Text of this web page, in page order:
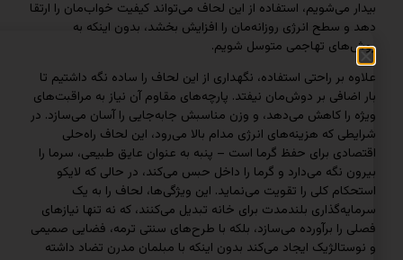
استفاده از این لحاف می‌تواند کیفیت خواب‌مان را ارتقا
انرژی روزانه‌مان را افزایش بخشد، بدون اینکه به
تهاجمی متوسل شویم.
راحتی استفاده، نگهداری از این لحاف را ساده نگه داشتیم تا
بر دوش‌مان نیفتد. پارچه‌های مقاوم آن نیاز به مراقبت‌های
کاهش می‌دهد، و وزن مناسبش جابه‌جایی را آسان می‌سازد. در
که هزینه‌های انرژی مدام بالا می‌رود، این لحاف راه‌حلی
برای حفظ گرما است – پنبه به عنوان عایق طبیعی، سرما را
می‌دارد و گرما را داخل حبس می‌کند، در حالی که لایکو
کلی را تقویت می‌نماید. این ویژگی‌ها، لحاف را به یک
بلندمدت برای خانه تبدیل می‌کنند، که نه تنها نیازهای
برآورده می‌سازد، بلکه با طرح‌های سنتی ترمه، فضایی صمیمی
ایجاد می‌کند بدون اینکه با مبلمان مدرن تضاد داشته